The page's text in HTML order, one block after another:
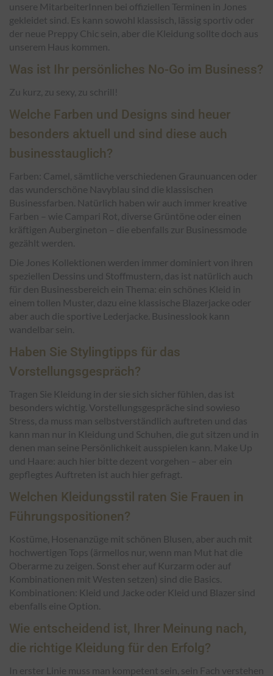
unsere MitarbeiterInnen bei offiziellen Terminen in Jones
gekleidet sind. Es kann sowohl klassisch, lässig sportiv oder
der neue Preppy Chic sein, aber die Kleidung sollte doch aus
unserem Haus kommen.
Was ist Ihr persönliches No-Go im Business?
Zu kurz, zu sexy, zu schrill!
Welche Farben und Designs sind heuer
besonders aktuell und sind diese auch
businesstauglich?
Farben: Camel, sämtliche verschiedenen Graunuancen oder
das wunderschöne Navyblau sind die klassischen
Businessfarben. Natürlich haben wir auch immer kreative
Farben – wie Campari Rot, diverse Grüntöne oder einen
kräftigen Aubergineton – die ebenfalls zur Businessmode
gezählt werden.
Die Jones Kollektionen werden immer dominiert von ihren
speziellen Dessins und Stoffmustern, das ist natürlich auch
für den Businessbereich ein Thema: ein schönes Kleid in
einem tollen Muster, dazu eine klassische Blazerjacke oder
aber auch die sportive Lederjacke. Businesslook kann
wandelbar sein.
Haben Sie Stylingtipps für das
Vorstellungsgespräch?
Tragen Sie Kleidung in der sie sich sicher fühlen, das ist
besonders wichtig. Vorstellungsgespräche sind sowieso
Stress, da muss man selbstverständlich auftreten und das
kann man nur in Kleidung und Schuhen, die gut sitzen und in
denen man seine Persönlichkeit ausspielen kann. Make Up
und Haare: auch hier bitte dezent vorgehen – aber ein
gepflegtes Auftreten ist auch hier gefragt.
Welchen Kleidungsstil raten Sie Frauen in
Führungspositionen?
Kostüme, Hosenanzüge mit schönen Blusen, aber auch mit
hochwertigen Tops (ärmellos nur, wenn man Mut hat die
Oberarme zu zeigen. Sonst eher auf Kurzarm oder auf
Kombinationen mit Westen setzen) sind die Basics.
Kombinationen: Kleid und Jacke oder Kleid und Blazer sind
ebenfalls eine Option.
Wie entscheidend ist, Ihrer Meinung nach,
die richtige Kleidung für den Erfolg?
In erster Linie muss man kompetent sein, sein Fach verstehen